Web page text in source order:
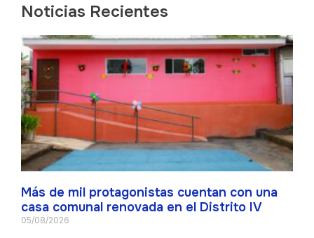
Noticias Recientes
Más de mil protagonistas cuentan con una
casa comunal renovada en el Distrito IV
05/08/2026